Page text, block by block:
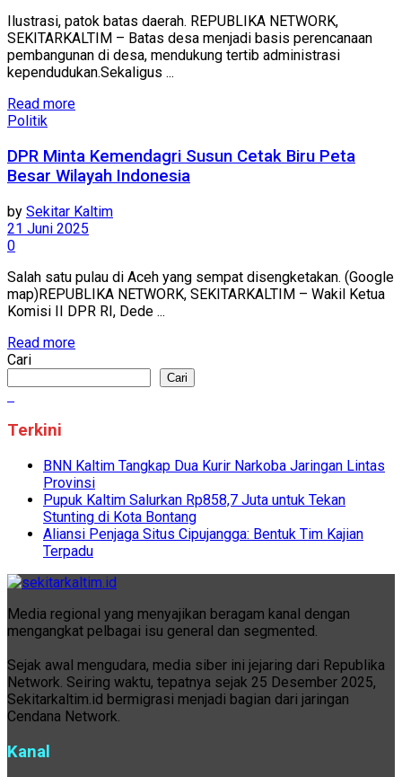
Ilustrasi, patok batas daerah. REPUBLIKA NETWORK,
SEKITARKALTIM – Batas desa menjadi basis perencanaan
pembangunan di desa, mendukung tertib administrasi
kependudukan.Sekaligus ...
Read more
Politik
DPR Minta Kemendagri Susun Cetak Biru Peta
Besar Wilayah Indonesia
by Sekitar Kaltim
21 Juni 2025
0
Salah satu pulau di Aceh yang sempat disengketakan. (Google
map)REPUBLIKA NETWORK, SEKITARKALTIM – Wakil Ketua
Komisi II DPR RI, Dede ...
Read more
Cari
Cari
Terkini
BNN Kaltim Tangkap Dua Kurir Narkoba Jaringan Lintas
Provinsi
Pupuk Kaltim Salurkan Rp858,7 Juta untuk Tekan
Stunting di Kota Bontang
Aliansi Penjaga Situs Cipujangga: Bentuk Tim Kajian
Terpadu
Media regional yang menyajikan beragam kanal dengan
mengangkat pelbagai isu general dan segmented.
Sejak awal mengudara, media siber ini jejaring dari Republika
Network. Seiring waktu, tepatnya sejak 25 Desember 2025,
Sekitarkaltim.id bermigrasi menjadi bagian dari jaringan
Cendana Network.
Kanal